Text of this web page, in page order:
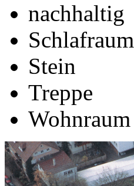
nachhaltig
Schlafraum
Stein
Treppe
Wohnraum